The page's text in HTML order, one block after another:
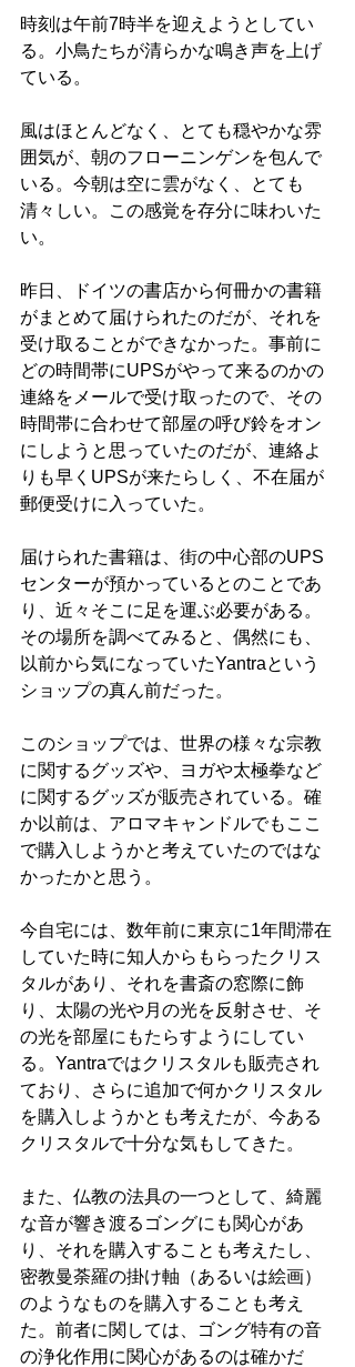
時刻は午前7時半を迎えようとしてい
る。小鳥たちが清らかな鳴き声を上げ
ている。
風はほとんどなく、とても穏やかな雰
囲気が、朝のフローニンゲンを包んで
いる。今朝は空に雲がなく、とても
清々しい。この感覚を存分に味わいた
い。
昨日、ドイツの書店から何冊かの書籍
がまとめて届けられたのだが、それを
受け取ることができなかった。事前に
どの時間帯にUPSがやって来るのかの
連絡をメールで受け取ったので、その
時間帯に合わせて部屋の呼び鈴をオン
にしようと思っていたのだが、連絡よ
りも早くUPSが来たらしく、不在届が
郵便受けに入っていた。
届けられた書籍は、街の中心部のUPS
センターが預かっているとのことであ
り、近々そこに足を運ぶ必要がある。
その場所を調べてみると、偶然にも、
以前から気になっていたYantraという
ショップの真ん前だった。
このショップでは、世界の様々な宗教
に関するグッズや、ヨガや太極拳など
に関するグッズが販売されている。確
か以前は、アロマキャンドルでもここ
で購入しようかと考えていたのではな
かったかと思う。
今自宅には、数年前に東京に1年間滞在
していた時に知人からもらったクリス
タルがあり、それを書斎の窓際に飾
り、太陽の光や月の光を反射させ、そ
の光を部屋にもたらすようにしてい
る。Yantraではクリスタルも販売され
ており、さらに追加で何かクリスタル
を購入しようかとも考えたが、今ある
クリスタルで十分な気もしてきた。
また、仏教の法具の一つとして、綺麗
な音が響き渡るゴングにも関心があ
り、それを購入することも考えたし、
密教曼荼羅の掛け軸（あるいは絵画）
のようなものを購入することも考え
た。前者に関しては、ゴング特有の音
の浄化作用に関心があるのは確かだ